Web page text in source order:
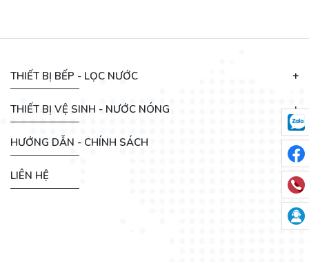
THIẾT BỊ BẾP - LỌC NƯỚC
THIẾT BỊ VỆ SINH - NƯỚC NÓNG
HƯỚNG DẪN - CHÍNH SÁCH
LIÊN HỆ